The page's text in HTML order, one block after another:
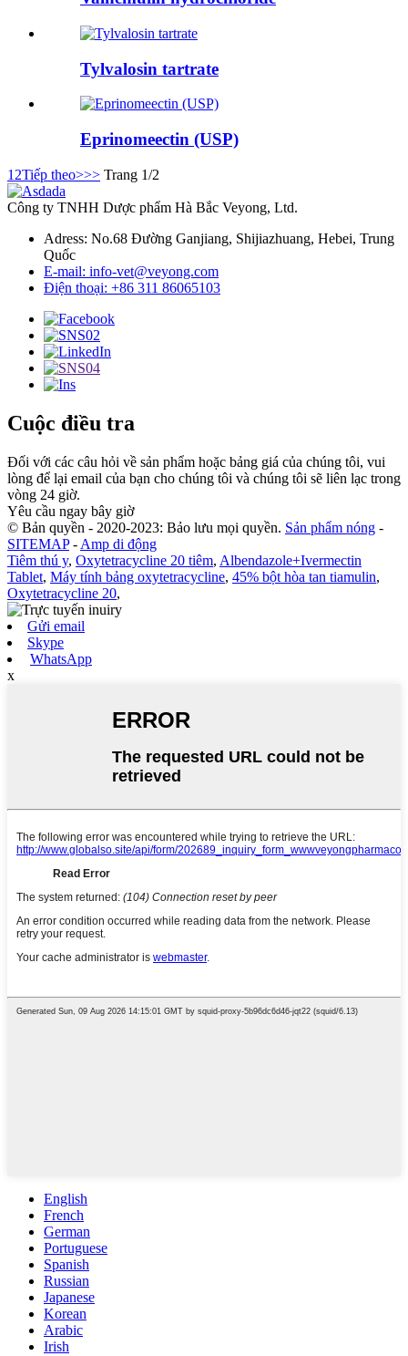
Tylvalosin tartrate
Eprinomeectin (USP)
1 2Tiếp theo>>> Trang 1/2
Công ty TNHH Dược phẩm Hà Bắc Veyong, Ltd.
Adress: No.68 Đường Ganjiang, Shijiazhuang, Hebei, Trung
Quốc
E-mail: info-vet@veyong.com
Điện thoại: +86 311 86065103
Cuộc điều tra
Đối với các câu hỏi về sản phẩm hoặc bảng giá của chúng tôi, vui
lòng để lại email của bạn cho chúng tôi và chúng tôi sẽ liên lạc trong
vòng 24 giờ.
Yêu cầu ngay bây giờ
© Bản quyền - 2020-2023: Bảo lưu mọi quyền. Sản phẩm nóng -
SITEMAP- Amp di động
Tiêm thú y, Oxytetracycline 20 tiêm, Albendazole+Ivermectin
Tablet, Máy tính bảng oxytetracycline, 45% bột hòa tan tiamulin,
Oxytetracycline 20,
Gửi email
Skype
WhatsApp
x
English
French
German
Portuguese
Spanish
Russian
Japanese
Korean
Arabic
Irish